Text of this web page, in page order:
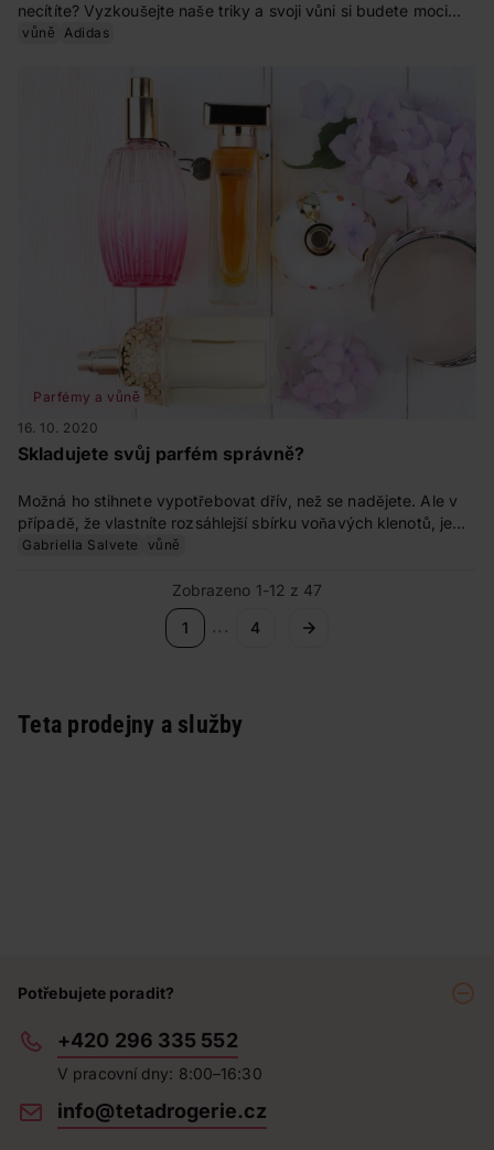
necítíte? Vyzkoušejte naše triky a svoji vůni si budete moci
užívat mnohem déle.
vůně Adidas
Parfémy a vůně
16. 10. 2020
Skladujete svůj parfém správně?
Možná ho stihnete vypotřebovat dřív, než se nadějete. Ale v
případě, že vlastníte rozsáhlejší sbírku voňavých klenotů, je
dobré vědět, co jim (ne)svědčí, aby vám vydržely co nejdéle.
Gabriella Salvete vůně
Zobrazeno 1-12 z 47
1
... 4
Teta prodejny a služby
Potřebujete poradit?
+420 296 335 552
V pracovní dny: 8:00–16:30
info@tetadrogerie.cz